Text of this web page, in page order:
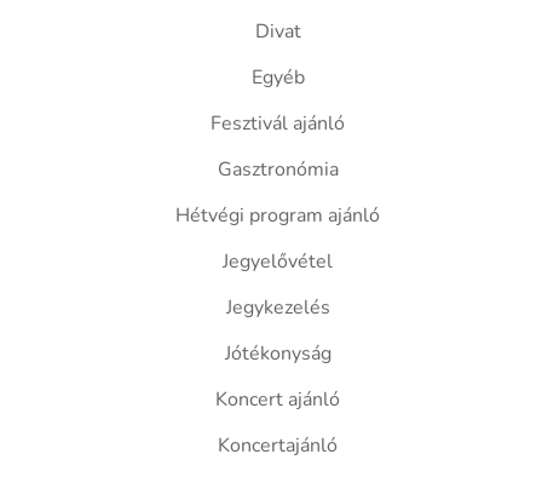
Divat
Egyéb
Fesztivál ajánló
Gasztronómia
Hétvégi program ajánló
Jegyelővétel
Jegykezelés
Jótékonyság
Koncert ajánló
Koncertajánló